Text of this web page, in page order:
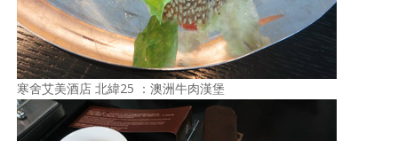
寒舍艾美酒店 北緯25 ：澳洲牛肉漢堡